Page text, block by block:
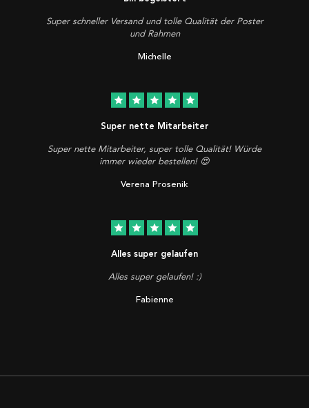
Super schneller Versand und tolle Qualität der Poster
und Rahmen
Michelle
star star star star star
Super nette Mitarbeiter
Super nette Mitarbeiter, super tolle Qualität! Würde
immer wieder bestellen! 😍
Verena Prosenik
star star star star star
Alles super gelaufen
Alles super gelaufen! :)
Fabienne